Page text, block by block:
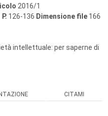
2016/1
P. 126-136 Dimensione file 166
intellettuale: per saperne di
CITAMI